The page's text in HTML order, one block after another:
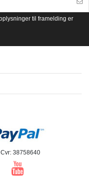
til framelding er
38758640